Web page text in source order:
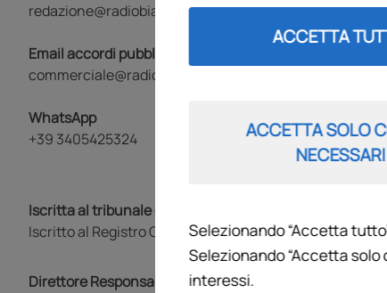
redazione@radiobianconera.com
Email accordi pubblicitari
commerciale@radiobianconera.com
WhatsApp
+39 3405425324
Iscritta al tribunale di Torino al n.70 del 29/11/2018
Iscritto al Registro Operatori di Comunicazione al n.
Direttore Responsabile
ACCETTA
ACCETTA SOLO
NECESSARI
Selezionando “Accetta
Selezionando “Accetta
interessi.